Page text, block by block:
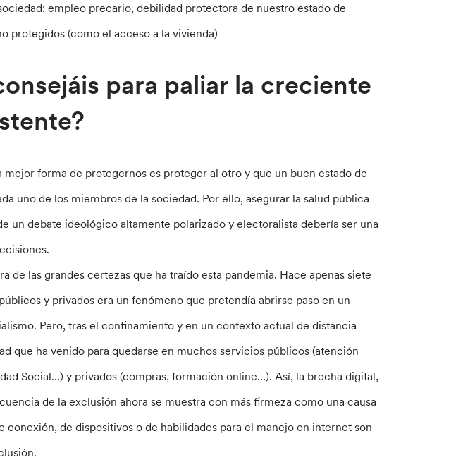
empleo precario, debilidad protectora de nuestro estado de
protegidos (como el acceso a la vivienda)
para paliar la creciente
mejor forma de protegernos es proteger al otro y que un buen estado de
uno de los miembros de la sociedad. Por ello, asegurar la salud pública
un debate ideológico altamente polarizado y electoralista debería ser una
de las grandes certezas que ha traído esta pandemia. Hace apenas siete
y privados era un fenómeno que pretendía abrirse paso en un
Pero, tras el confinamiento y en un contexto actual de distancia
que ha venido para quedarse en muchos servicios públicos (atención
Social…) y privados (compras, formación online…). Así, la brecha digital,
de la exclusión ahora se muestra con más firmeza como una causa
conexión, de dispositivos o de habilidades para el manejo en internet son